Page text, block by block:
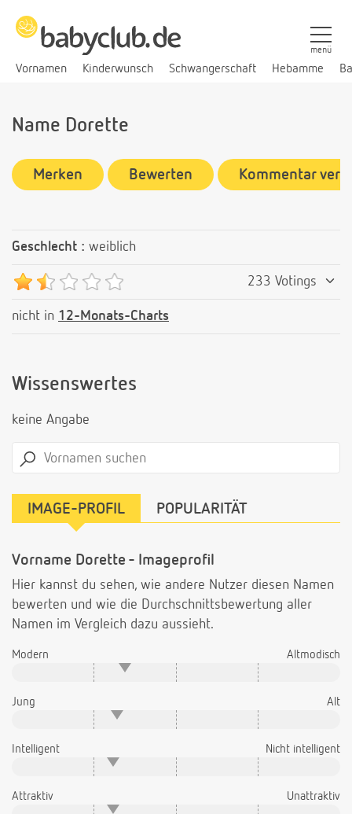
Vornamen Kinderwunsch Schwangerschaft Hebamme
menü
Name Dorette
Merken Bewerten Kommentar
Geschlecht : weiblich
233 Votings
nicht in 12-Monats-Charts
Wissenswertes
keine Angabe
IMAGE-PROFIL POPULARITÄT
Vorname Dorette - Imageprofil
Hier kannst du sehen, wie andere Nutzer diesen Namen
bewerten und wie die Durchschnittsbewertung aller
Namen im Vergleich dazu aussieht.
Modern Altmodisch
Jung Alt
Intelligent Nicht intelligent
Attraktiv Unattraktiv